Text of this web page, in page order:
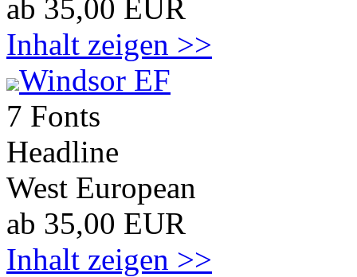
ab 35,00 EUR
Inhalt zeigen >>
Windsor EF
7 Fonts
Headline
West European
ab 35,00 EUR
Inhalt zeigen >>